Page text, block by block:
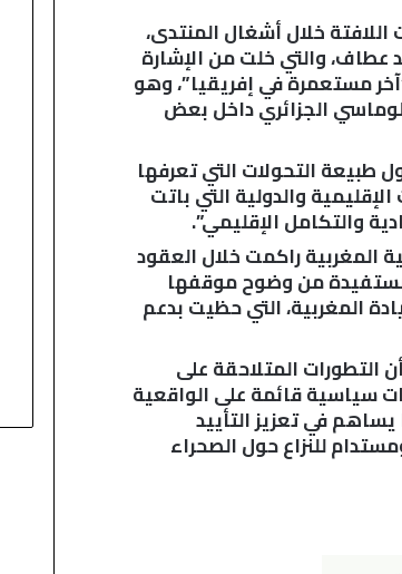
خلال أشغال المنتدى،
عطاف، والتي خلت من الإشارة
مستعمرة في إفريقيا”، وهو
الجزائري داخل بعض
التحولات التي تعرفها
والدولية التي باتت
والتكامل الإقليمي”.
المغربية راكمت خلال العقود
مستفيدة من وضوح موقفها
المغربية، التي حظيت بدعم
التطورات المتلاحقة على
سياسية قائمة على الواقعية
يساهم في تعزيز التأييد
للنزاع حول الصحراء